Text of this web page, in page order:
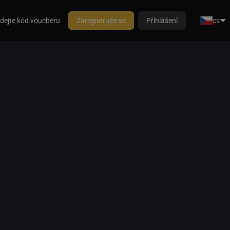
kód voucheru Zaregistrujte se Přihlášení cs